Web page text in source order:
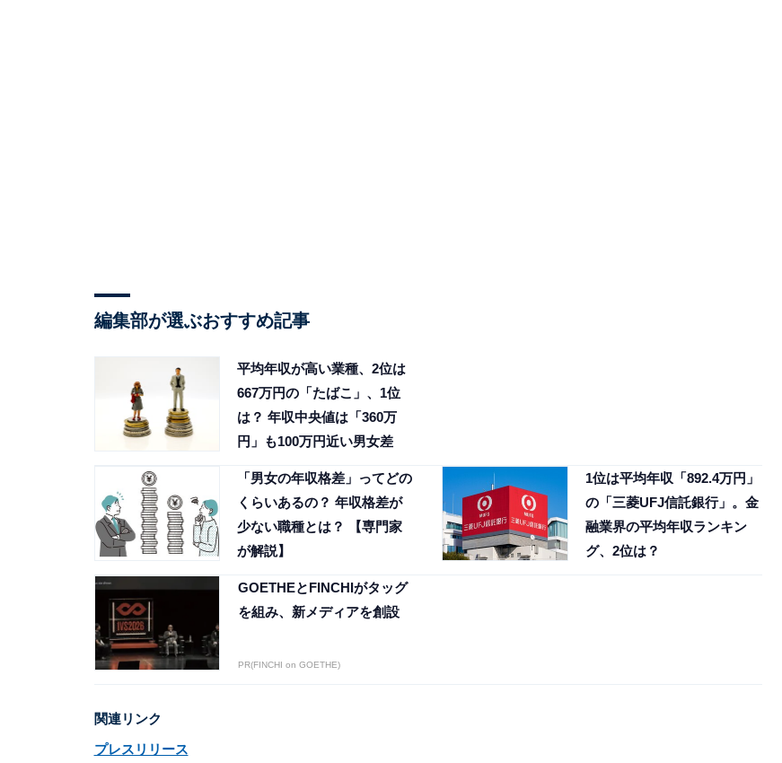
編集部が選ぶおすすめ記事
平均年収が高い業種、2位は
667万円の「たばこ」、1位
は？ 年収中央値は「360万
円」も100万円近い男女差
「男女の年収格差」ってどの
くらいあるの？ 年収格差が
少ない職種とは？ 【専門家
が解説】
1位は平均年収「892.4万円」
の「三菱UFJ信託銀行」。金
融業界の平均年収ランキン
グ、2位は？
GOETHEとFINCHIがタッグ
を組み、新メディアを創設
PR(FINCHI on GOETHE)
関連リンク
プレスリリース